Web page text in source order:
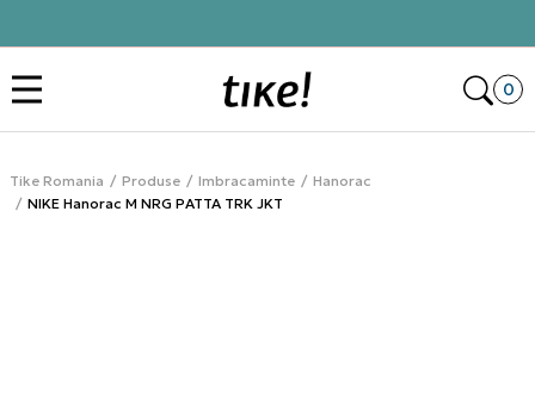
0
Tike Romania Produse Imbracaminte
Hanorac
NIKE Hanorac M NRG PATTA TRK JKT